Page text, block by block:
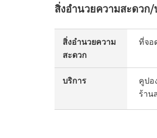
สิ่งอำนวยความสะดวก/
สิ่งอำนวยความ
สะดวก
ที่จอ
บริการ
คูปอ
ร้าน